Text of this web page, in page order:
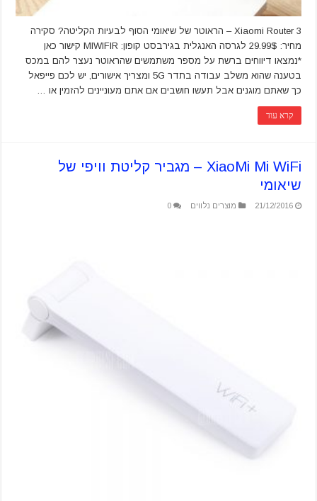
Xiaomi Router 3 – הראוטר של שיאומי הסוף לבעיות הקליטה? סקירה
מחיר: 29.99$ לגרסה האנגלית בגירבסט קופון: MIWIFIR קישור כאן
*נמצאו דיווחים ברשת על מספר משתמשים שהראוטר נעצר להם במכס
בטענה שהוא משלב עבודה בתדר 5G ומצריך אישורים, יש לכם פייפאל
כך שאתם מוגנים אבל תעשו חושבים אם אתם מעוניינים להזמין או …
קרא עוד
XiaoMi Mi WiFi – מגביר קליטת וויפי של
שיאומי
21/12/2016 מוצרים נלווים 0